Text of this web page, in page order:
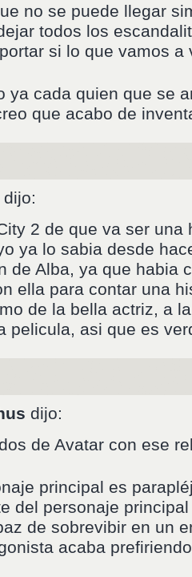
no se puede llegar
todos los
si lo que vamos
ya cada quien que se
que acabo de
dijo:
2 de que va ser una
ya lo sabia desde
de Alba, ya que habia
ella para contar una
de la bella actriz, a
pelicula, asi que es
dijo:
de Avatar con ese
principal es
del personaje
de sobrevibir en un
acaba